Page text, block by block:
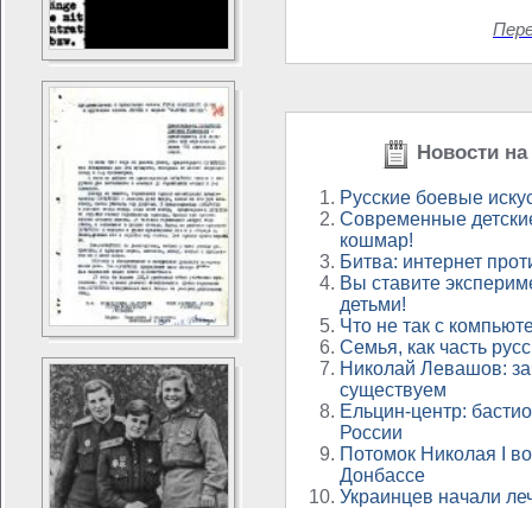
Новости
Русские боевые
Современные
кошмар!
Битва: интернет
Вы ставите
детьми!
Что не так с
Семья, как часть
Николай Левашов:
существуем
Ельцин-центр:
России
Потомок Николая I
Донбассе
Украинцев начали